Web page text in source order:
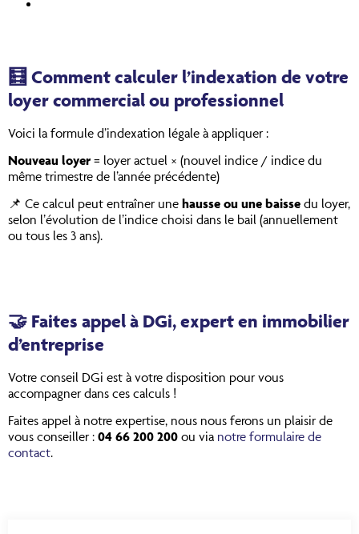
🧮 Comment calculer l’indexation de votre
loyer commercial ou professionnel
Voici la formule d’indexation légale à appliquer :
Nouveau loyer = loyer actuel × (nouvel indice / indice du
même trimestre de l’année précédente)
📌 Ce calcul peut entraîner une hausse ou une baisse du loyer,
selon l’évolution de l’indice choisi dans le bail (annuellement
ou tous les 3 ans).
🤝 Faites appel à DGi, expert en immobilier
d’entreprise
Votre conseil DGi est à votre disposition pour vous
accompagner dans ces calculs !
Faites appel à notre expertise, nous nous ferons un plaisir de
vous conseiller : 04 66 200 200 ou via notre formulaire de
contact.